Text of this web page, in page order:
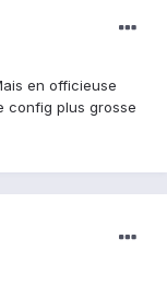
en officieuse
config plus grosse